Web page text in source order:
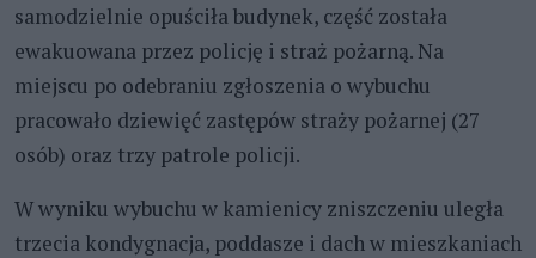
samodzielnie opuściła budynek, część została
ewakuowana przez policję i straż pożarną. Na
miejscu po odebraniu zgłoszenia o wybuchu
pracowało dziewięć zastępów straży pożarnej (27
osób) oraz trzy patrole policji.
W wyniku wybuchu w kamienicy zniszczeniu uległa
trzecia kondygnacja, poddasze i dach w mieszkaniach